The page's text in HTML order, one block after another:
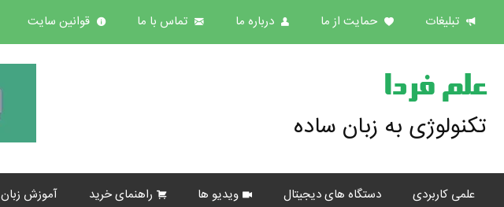
تبلیغات حمایت از ما درباره ما تماس با ما قوانین سایت
علم فردا
تکنولوژی به زبان ساده
علمی کاربردی دستگاه های دیجیتال ویدیو ها راهنمای خرید آموزش زبان